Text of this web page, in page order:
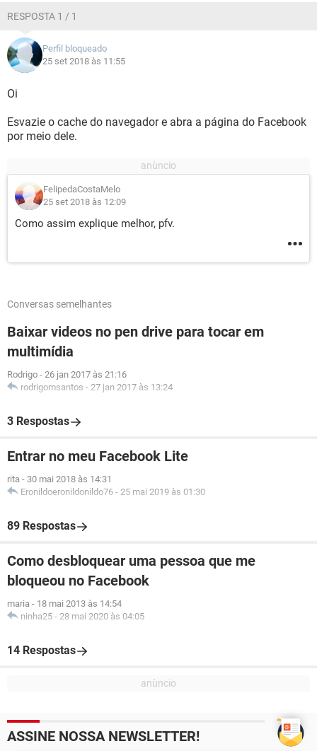
RESPOSTA 1 / 1
Perfil bloqueado
25 set 2018 às 11:55
Oi
Esvazie o cache do navegador e abra a página do Facebook
por meio dele.
FelipedaCostaMelo
25 set 2018 às 12:09
Como assim explique melhor, pfv.
Conversas semelhantes
Baixar videos no pen drive para tocar em
multimídia
Rodrigo - 26 jan 2017 às 21:16
rodrigomsantos - 27 jan 2017 às 13:24
3 Respostas
Entrar no meu Facebook Lite
rita - 30 mai 2018 às 14:31
Eronildoeronildonildo76 - 25 mai 2019 às 01:30
89 Respostas
Como desbloquear uma pessoa que me
bloqueou no Facebook
maria - 18 mai 2013 às 14:54
ninha25 - 28 mai 2020 às 04:05
14 Respostas
ASSINE NOSSA NEWSLETTER!